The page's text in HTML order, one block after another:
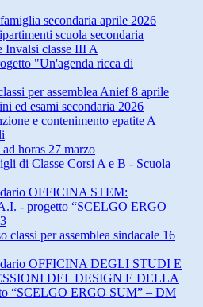
secondaria aprile 2026
scuola secondaria
Invalsi classe III A
"Un'agenda ricca di
per assemblea Anief 8 aprile
ed esami secondaria 2026
e contenimento epatite A
horas 27 marzo
di Classe Corsi A e B - Scuola
OFFICINA STEM:
- progetto “SCELGO ERGO
classi per assemblea sindacale 16
OFFICINA DEGLI STUDI E
DEL DESIGN E DELLA
“SCELGO ERGO SUM” – DM